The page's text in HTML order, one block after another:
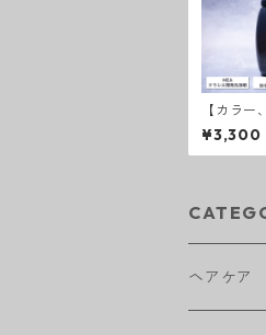
【カラー
に最適】
ー リペ
¥3,300
ヘアケア